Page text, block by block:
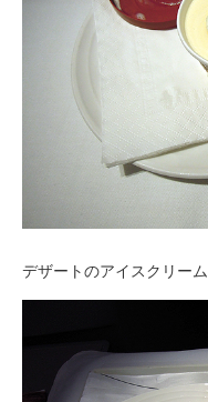
デザートのアイスクリーム